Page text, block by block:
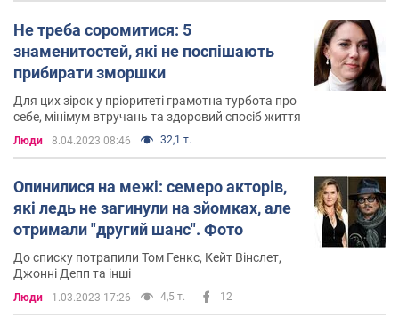
Не треба соромитися: 5
знаменитостей, які не поспішають
прибирати зморшки
Для цих зірок у пріоритеті грамотна турбота про
себе, мінімум втручань та здоровий спосіб життя
Люди 8.04.2023 08:46 32,1 т.
Опинилися на межі: семеро акторів,
які ледь не загинули на зйомках, але
отримали "другий шанс". Фото
До списку потрапили Том Генкс, Кейт Вінслет,
Джонні Депп та інші
Люди 1.03.2023 17:26 4,5 т. 12